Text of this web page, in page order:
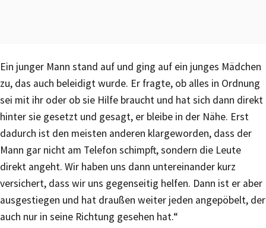
Ein junger Mann stand auf und ging auf ein junges Mädchen
zu, das auch beleidigt wurde. Er fragte, ob alles in Ordnung
sei mit ihr oder ob sie Hilfe braucht und hat sich dann direkt
hinter sie gesetzt und gesagt, er bleibe in der Nähe. Erst
dadurch ist den meisten anderen klargeworden, dass der
Mann gar nicht am Telefon schimpft, sondern die Leute
direkt angeht. Wir haben uns dann untereinander kurz
versichert, dass wir uns gegenseitig helfen. Dann ist er aber
ausgestiegen und hat draußen weiter jeden angepöbelt, der
auch nur in seine Richtung gesehen hat.“